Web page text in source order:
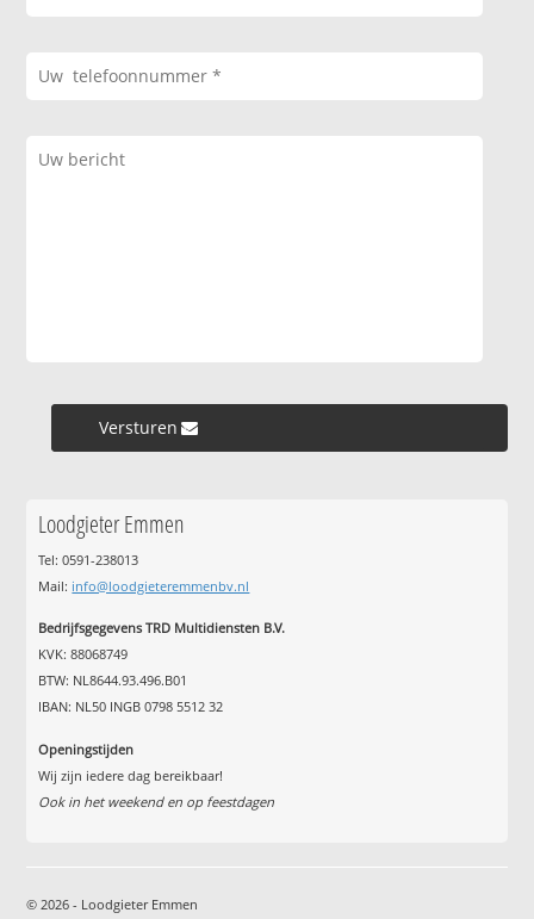
Versturen »
Loodgieter Emmen
Tel: 0591-238013
Mail: info@loodgieteremmenbv.nl
Bedrijfsgegevens TRD Multidiensten B.V.
KVK: 88068749
BTW: NL8644.93.496.B01
IBAN: NL50 INGB 0798 5512 32
Openingstijden
Wij zijn iedere dag bereikbaar!
Ook in het weekend en op feestdagen
© 2026 - Loodgieter Emmen